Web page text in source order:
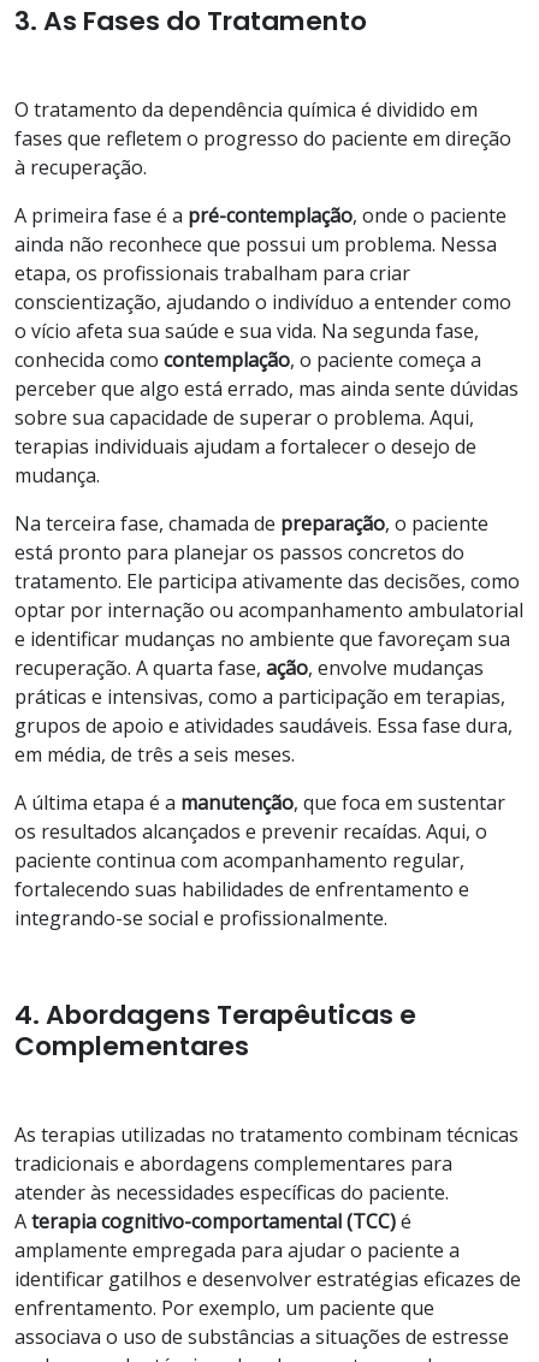
3. As Fases do Tratamento
O tratamento da dependência química é dividido em
fases que refletem o progresso do paciente em direção
à recuperação.
A primeira fase é a pré-contemplação, onde o paciente
ainda não reconhece que possui um problema. Nessa
etapa, os profissionais trabalham para criar
conscientização, ajudando o indivíduo a entender como
o vício afeta sua saúde e sua vida. Na segunda fase,
conhecida como contemplação, o paciente começa a
perceber que algo está errado, mas ainda sente dúvidas
sobre sua capacidade de superar o problema. Aqui,
terapias individuais ajudam a fortalecer o desejo de
mudança.
Na terceira fase, chamada de preparação, o paciente
está pronto para planejar os passos concretos do
tratamento. Ele participa ativamente das decisões, como
optar por internação ou acompanhamento ambulatorial
e identificar mudanças no ambiente que favoreçam sua
recuperação. A quarta fase, ação, envolve mudanças
práticas e intensivas, como a participação em terapias,
grupos de apoio e atividades saudáveis. Essa fase dura,
em média, de três a seis meses.
A última etapa é a manutenção, que foca em sustentar
os resultados alcançados e prevenir recaídas. Aqui, o
paciente continua com acompanhamento regular,
fortalecendo suas habilidades de enfrentamento e
integrando-se social e profissionalmente.
4. Abordagens Terapêuticas e
Complementares
As terapias utilizadas no tratamento combinam técnicas
tradicionais e abordagens complementares para
atender às necessidades específicas do paciente.
Aterapia cognitivo-comportamental (TCC)é
amplamente empregada para ajudar o paciente a
identificar gatilhos e desenvolver estratégias eficazes de
enfrentamento. Por exemplo, um paciente que
associava o uso de substâncias a situações de estresse